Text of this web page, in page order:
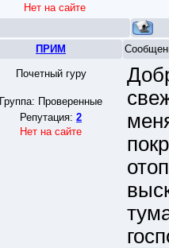
Нет на сайте
ПРИМ
Почетный гуру
Группа: Проверенные
Репутация: 2
Нет на сайте